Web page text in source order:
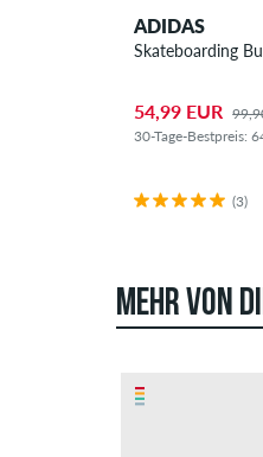
ADIDAS
Skateboarding
54,99 EUR
30-Tage-Bestpreis:
(3)
MEHR VON